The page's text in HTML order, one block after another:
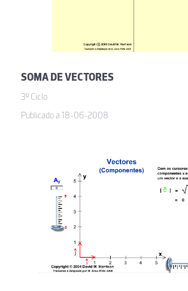
SOMA DE VECTORES
3º Ciclo
Publicado a 18-06-2008